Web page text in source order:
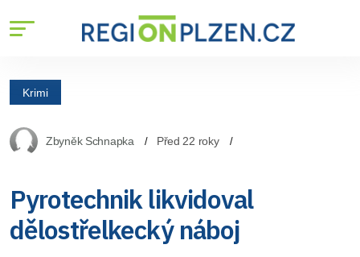
Krimi
Zbyněk Schnapka Před 22 roky
Pyrotechnik likvidoval
dělostřelkecký náboj